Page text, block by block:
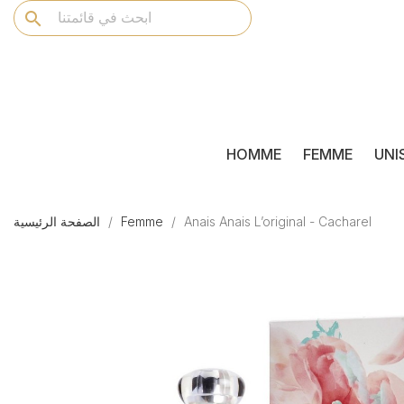
search
HOMME FEMME
الصفحة الرئيسية Femme Anais Anais L’original - Cacharel